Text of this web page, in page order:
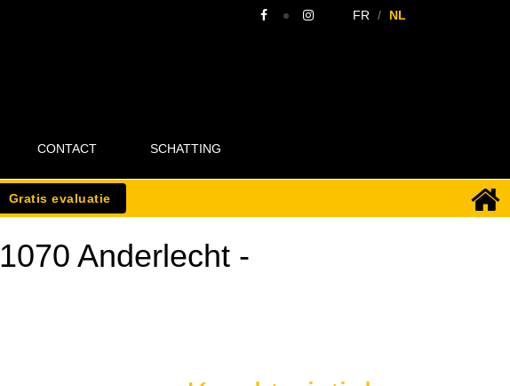
FR NL
CONTACT SCHATTING
Gratis evaluatie
1070 Anderlecht -